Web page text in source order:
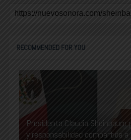
RECOMMENDED FOR YOU
Presidenta Claudia
y responsabilidad compartida